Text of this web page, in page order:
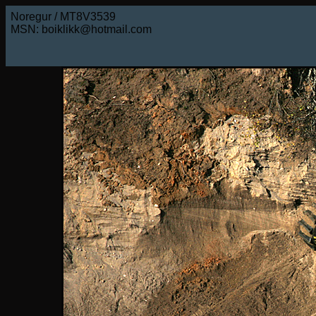
Noregur / MT8V3539
MSN: boiklikk@hotmail.com